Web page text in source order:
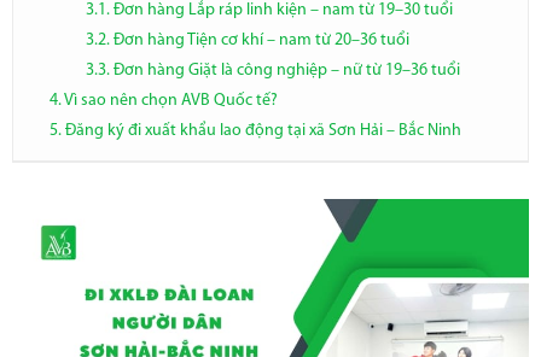
3.1. Đơn hàng Lắp ráp linh kiện – nam từ 19–30 tuổi
3.2. Đơn hàng Tiện cơ khí – nam từ 20–36 tuổi
3.3. Đơn hàng Giặt là công nghiệp – nữ từ 19–36 tuổi
4. Vì sao nên chọn AVB Quốc tế?
5. Đăng ký đi xuất khẩu lao động tại xã Sơn Hải – Bắc Ninh